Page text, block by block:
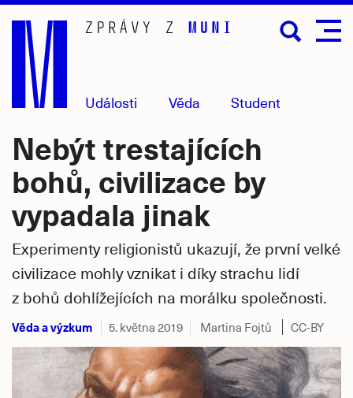
Přejít
hlavní
obsah
Události Věda Student
Nebýt trestajících
bohů, civilizace by
vypadala jinak
Experimenty religionistů ukazují, že první velké
civilizace mohly vznikat i díky strachu lidí
z bohů dohlížejících na morálku společnosti.
Věda a výzkum 5. května 2019 Martina Fojtů CC-BY